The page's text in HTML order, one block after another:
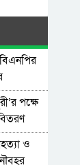
পক্ষে
ও